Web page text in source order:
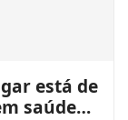
está de
saúde